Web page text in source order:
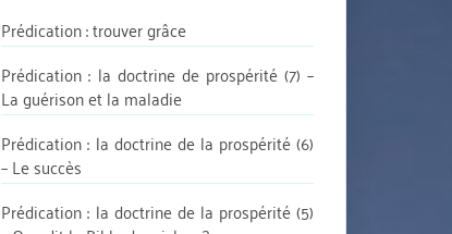
Prédication : trouver grâce
Prédication : la doctrine de prospérité (7) –
La guérison et la maladie
Prédication : la doctrine de la prospérité (6)
– Le succès
Prédication : la doctrine de la prospérité (5)